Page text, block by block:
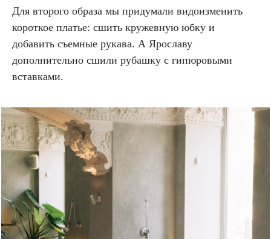
Для второго образа мы придумали видоизменить
короткое платье: сшить кружевную юбку и
добавить съемные рукава. А Ярославу
дополнительно сшили рубашку с гипюровыми
вставками.